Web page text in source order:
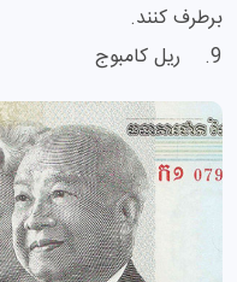
برطرف کنند.
9. ریل کامبوج